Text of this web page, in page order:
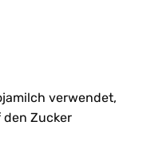
verwendet,
Zucker